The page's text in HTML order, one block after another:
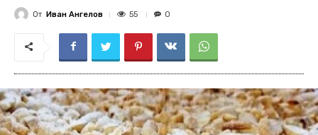
От Иван Ангелов 55 0